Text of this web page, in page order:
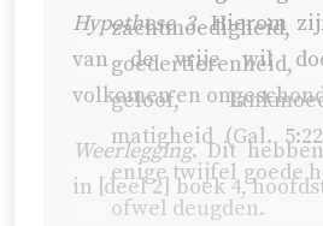
zachtmoedigheid,
geloof,
matigheid (Gal. 5:22
enige twijfel goede
ofwel deugden.
Hypothese 3.Hierom
van de vrije wil
volkomen en
Weerlegging. Dit
in [deel 2] boek 4,